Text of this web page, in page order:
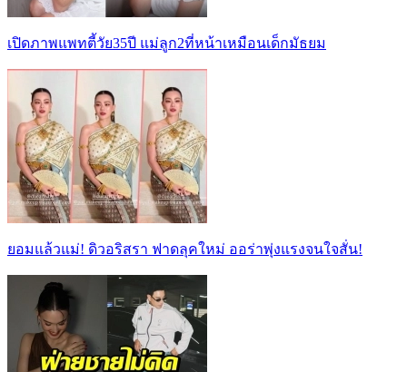
เปิดภาพแพทตี้วัย35ปี แม่ลูก2ที่หน้าเหมือนเด็กมัธยม
ยอมแล้วแม่! ดิวอริสรา ฟาดลุคใหม่ ออร่าพุ่งแรงจนใจสั่น!